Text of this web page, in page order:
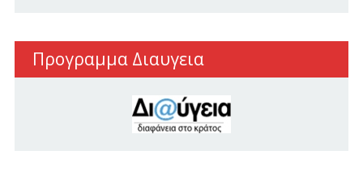
Προγραμμα Διαυγεια